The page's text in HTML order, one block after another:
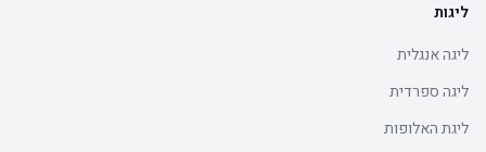
ליגות
ליגה אנגלית
ליגה ספרדית
ליגת האלופות